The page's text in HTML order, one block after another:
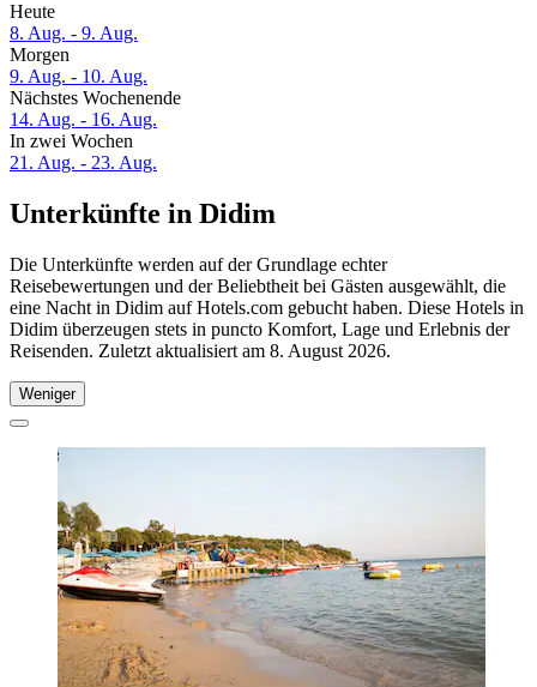
Heute
8. Aug. - 9. Aug.
Morgen
9. Aug. - 10. Aug.
Nächstes Wochenende
14. Aug. - 16. Aug.
In zwei Wochen
21. Aug. - 23. Aug.
Unterkünfte in Didim
Die Unterkünfte werden auf der Grundlage echter
Reisebewertungen und der Beliebtheit bei Gästen ausgewählt, die
eine Nacht in Didim auf Hotels.com gebucht haben. Diese Hotels in
Didim überzeugen stets in puncto Komfort, Lage und Erlebnis der
Reisenden. Zuletzt aktualisiert am 8. August 2026.
Weniger